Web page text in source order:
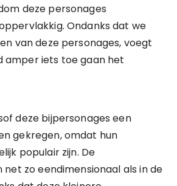
deze personages
Ondanks dat we
van deze personages, voegt
amper iets toe gaan het
deze bijpersonages een
gekregen, omdat hun
populair zijn. De
net zo eendimensionaal als in de